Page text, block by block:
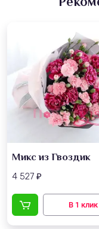
Микс из Гвоздик
4 527 ₽